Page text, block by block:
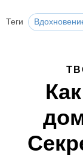
Теги